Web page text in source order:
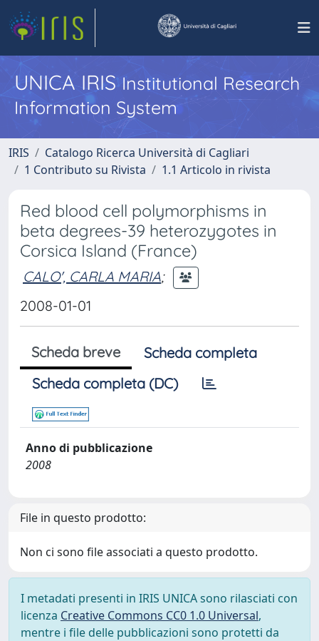
UNICA IRISInstitutional Research
Information System
IRIS
Catalogo Ricerca Università di Cagliari
1 Contributo su Rivista
1.1 Articolo in rivista
Red blood cell polymorphisms in
beta degrees-39 heterozygotes in
Corsica Island (France)
CALO', CARLA MARIA;
2008-01-01
Scheda breve
Scheda completa
Scheda completa (DC)
Anno di pubblicazione
2008
File in questo prodotto:
Non ci sono file associati a questo prodotto.
I metadati presenti in IRIS UNICA sono rilasciati con
licenza Creative Commons CC0 1.0 Universal,
mentre i file delle pubblicazioni sono protetti da